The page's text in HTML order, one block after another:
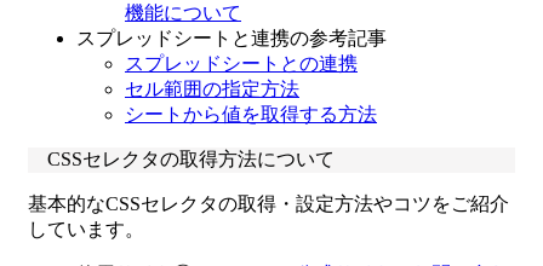
機能について
スプレッドシートと連携の参考記事
スプレッドシートとの連携
セル範囲の指定方法
シートから値を取得する方法
CSSセレクタの取得方法について
基本的なCSSセレクタの取得・設定方法やコツをご紹介
しています。